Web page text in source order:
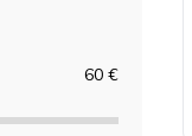
60 €